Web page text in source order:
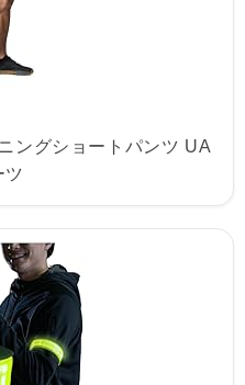
ングショートパンツ UA
ツ